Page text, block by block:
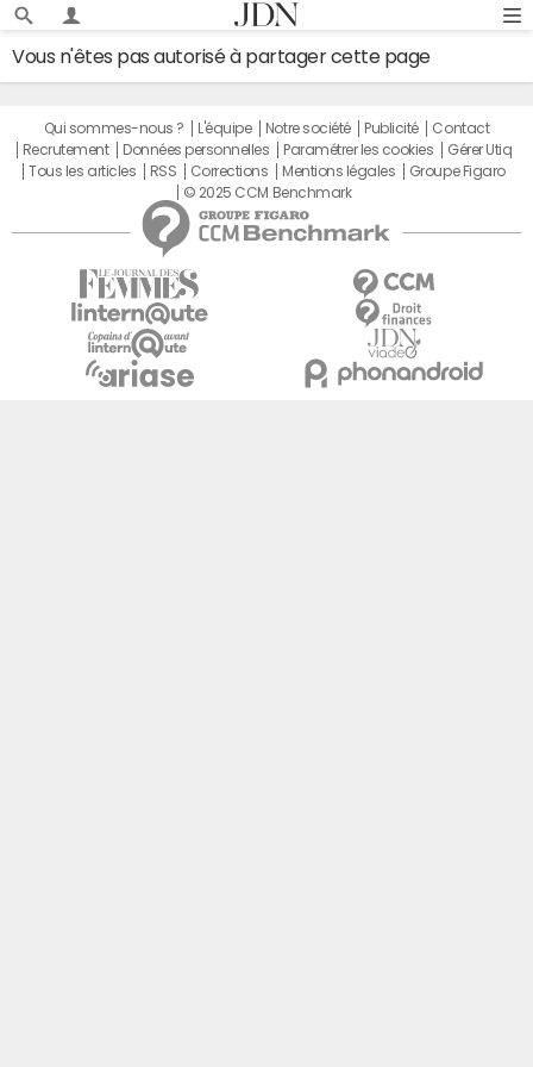
Vous n'êtes pas autorisé à partager cette page
Qui sommes-nous ? L'équipe Notre société Publicité
Contact
Recrutement
Données personnelles Paramétrer les cookies
Gérer Utiq
Tous les articles
RSS Corrections Mentions légales
Groupe Figaro
© 2025 CCM Benchmark